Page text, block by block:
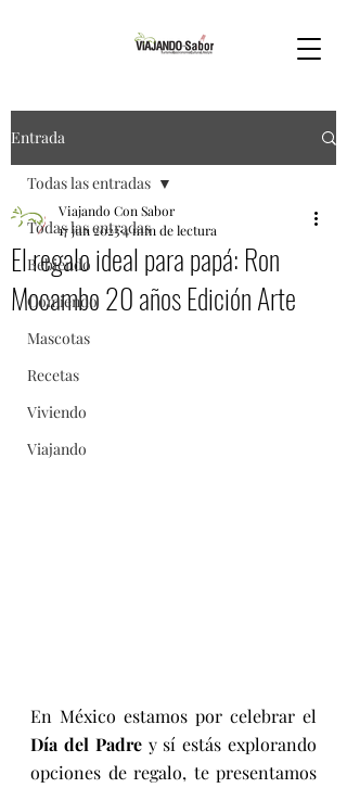
Entrada
Todas las entradas
Bebiendo
Comiendo
Mascotas
Recetas
Viviendo
Viajando
Todas las entradas
El regalo ideal para papá: Ron
Mocambo 20 años Edición Arte
Viajando Con Sabor
17 jun 20234 min de lectura
Día del Padre y sí estás explorando
opciones de regalo, te presentamos